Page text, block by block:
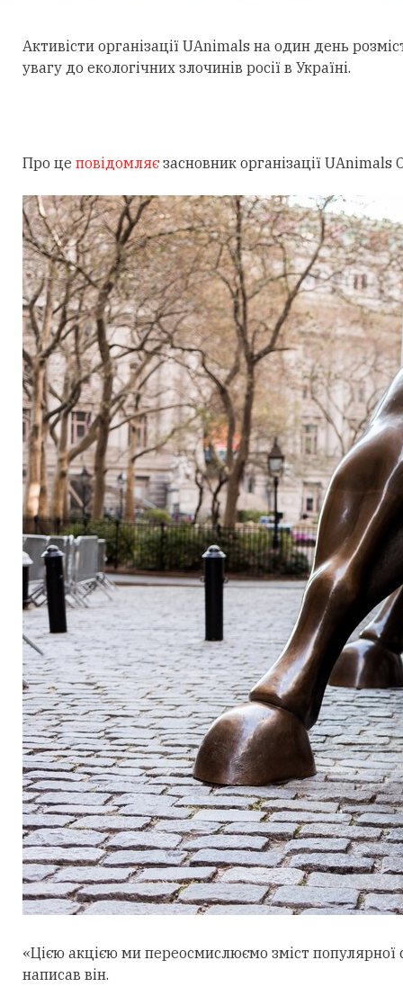
Активісти організації UAnimals на один день
увагу до екологічних злочинів росії в Україні.
Про це повідомляєзасновник організації
«Цією акцією ми переосмислюємо зміст
написав він.